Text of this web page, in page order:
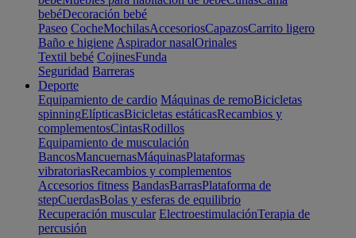
bebéDecoración bebé
Paseo CocheMochilasAccesoriosCapazosCarrito ligero
Baño e higiene Aspirador nasalOrinales
Textil bebé CojinesFunda
Seguridad Barreras
Deporte
Equipamiento de cardio Máquinas de remoBicicletas
spinningElípticasBicicletas estáticasRecambios y
complementosCintasRodillos
Equipamiento de musculación
BancosMancuernasMáquinasPlataformas
vibratoriasRecambios y complementos
Accesorios fitness BandasBarrasPlataforma de
stepCuerdasBolas y esferas de equilibrio
Recuperación muscular ElectroestimulaciónTerapia de
percusión